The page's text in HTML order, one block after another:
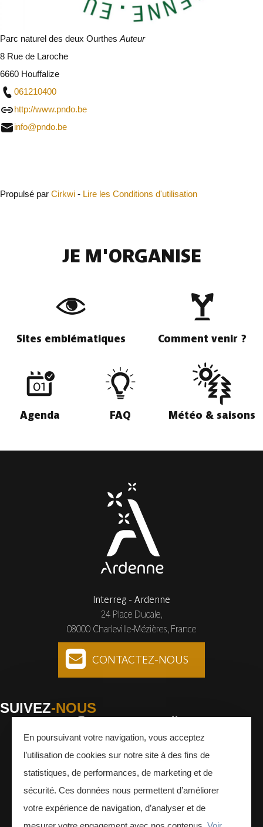
Parc naturel des deux Ourthes Auteur
8 Rue de Laroche
6660 Houffalize
061210400
http://www.pndo.be
info@pndo.be
Propulsé par Cirkwi - Lire les Conditions d'utilisation
JE M'ORGANISE
Sites emblématiques Comment venir ?
Agenda FAQ Météo & saisons
Interreg - Ardenne
24 Place Ducale,
08000 Charleville-Mézières, France
CONTACTEZ-NOUS
SUIVEZ-NOUS
Facebook Instagram Youtube
En poursuivant votre navigation, vous acceptez
l’utilisation de cookies sur notre site à des fins de
statistiques, de performances, de marketing et de
sécurité. Ces données nous permettent d’améliorer
votre expérience de navigation, d’analyser et de